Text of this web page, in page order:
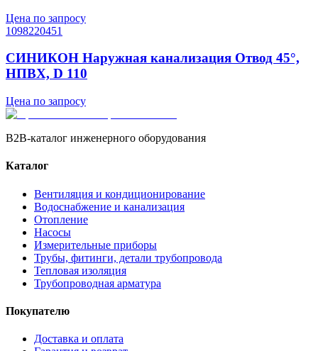
Цена по запросу
1098220451
СИНИКОН Наружная канализация Отвод 45°,
НПВХ, D 110
Цена по запросу
B2B-каталог инженерного оборудования
Каталог
Вентиляция и кондиционирование
Водоснабжение и канализация
Отопление
Насосы
Измерительные приборы
Трубы, фитинги, детали трубопровода
Тепловая изоляция
Трубопроводная арматура
Покупателю
Доставка и оплата